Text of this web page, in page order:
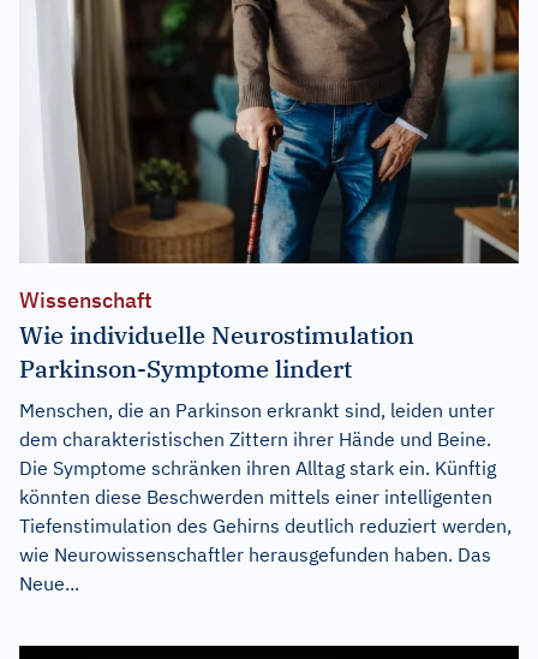
Wissenschaft
Wie individuelle Neurostimulation
Parkinson-Symptome lindert
Menschen, die an Parkinson erkrankt sind, leiden unter
dem charakteristischen Zittern ihrer Hände und Beine.
Die Symptome schränken ihren Alltag stark ein. Künftig
könnten diese Beschwerden mittels einer intelligenten
Tiefenstimulation des Gehirns deutlich reduziert werden,
wie Neurowissenschaftler herausgefunden haben. Das
Neue...